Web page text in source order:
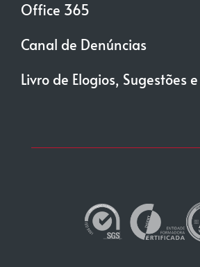
Office 365
Canal de Denúncias
Livro de Elogios, Sugestões